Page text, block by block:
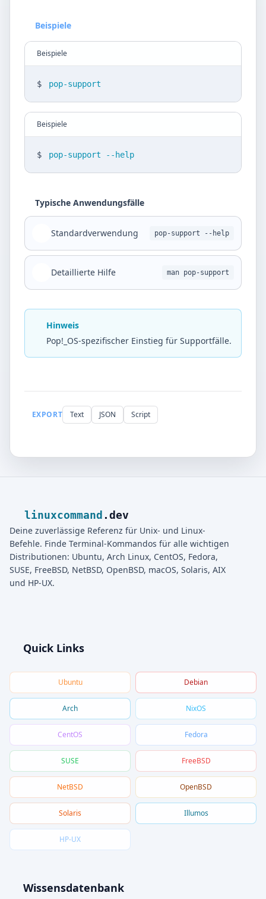
Beispiele
Beispiele
$ pop-support
Beispiele
$ pop-support --help
Typische Anwendungsfälle
Standardverwendung pop-support --help
Detaillierte Hilfe man pop-support
Hinweis
Pop!_OS-spezifischer Einstieg für Supportfälle.
EXPORT Text JSON Script
linuxcommand .dev
Deine zuverlässige Referenz für Unix- und Linux-
Befehle. Finde Terminal-Kommandos für alle wichtigen
Distributionen: Ubuntu, Arch Linux, CentOS, Fedora,
SUSE, FreeBSD, NetBSD, OpenBSD, macOS, Solaris, AIX
und HP-UX.
Quick Links
Ubuntu Debian
Arch NixOS
CentOS Fedora
SUSE FreeBSD
NetBSD OpenBSD
Solaris Illumos
HP-UX
Wissensdatenbank